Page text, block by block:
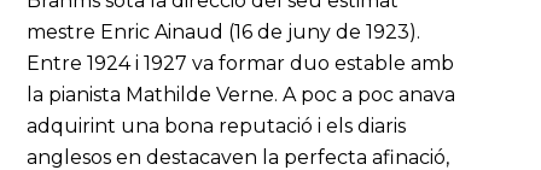
mestre Enric Ainaud (16 de juny de 1923).
Entre 1924 i 1927 va formar duo estable amb
la pianista Mathilde Verne. A poc a poc anava
adquirint una bona reputació i els diaris
anglesos en destacaven la perfecta afinació,